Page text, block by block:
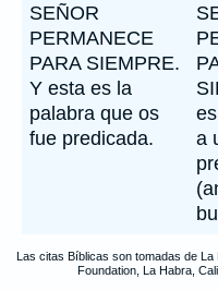
SEÑOR
PERMANECE
PARA SIEMPRE.
Y esta es la
palabra que os
fue predicada.
a
Las citas Bíblicas son tomadas de
Foundation, La Habra,